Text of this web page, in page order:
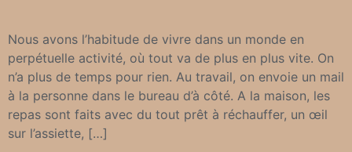
Nous avons l’habitude de vivre dans un monde en
perpétuelle activité, où tout va de plus en plus vite. On
n’a plus de temps pour rien. Au travail, on envoie un mail
à la personne dans le bureau d’à côté. A la maison, les
repas sont faits avec du tout prêt à réchauffer, un œil
sur l’assiette, […]